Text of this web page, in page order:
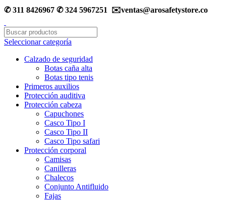
✆ 311 8426967 ✆ 324 5967251 ✉️ventas@arosafetystore.co
Seleccionar categoría
Calzado de seguridad
Botas caña alta
Botas tipo tenis
Primeros auxilios
Protección auditiva
Protección cabeza
Capuchones
Casco Tipo I
Casco Tipo II
Casco Tipo safari
Protección corporal
Camisas
Canilleras
Chalecos
Conjunto Antifluido
Fajas